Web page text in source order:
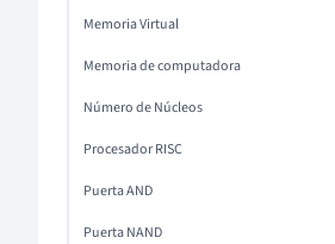
Memoria Virtual
Memoria de computadora
Número de Núcleos
Procesador RISC
Puerta AND
Puerta NAND